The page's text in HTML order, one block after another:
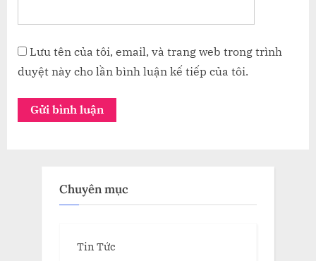
Lưu tên của tôi, email, và trang web trong trình
duyệt này cho lần bình luận kế tiếp của tôi.
Chuyên mục
Tin Tức